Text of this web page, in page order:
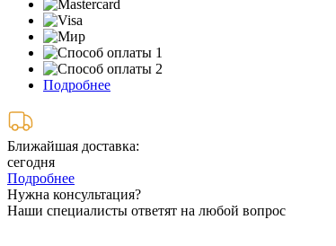
Подробнее
Ближайшая доставка:
сегодня
Подробнее
Нужна консультация?
Наши специалисты ответят на любой вопрос